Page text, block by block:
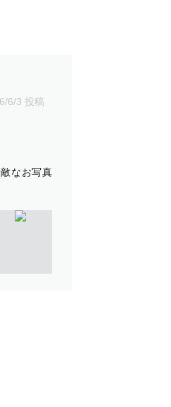
6/3 投稿
なお写真